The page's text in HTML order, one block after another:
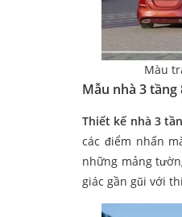
Màu
Mẫu nhà 3
Thiết kế nhà 3
các điểm nhấn
những mảng
giác gần gũi với